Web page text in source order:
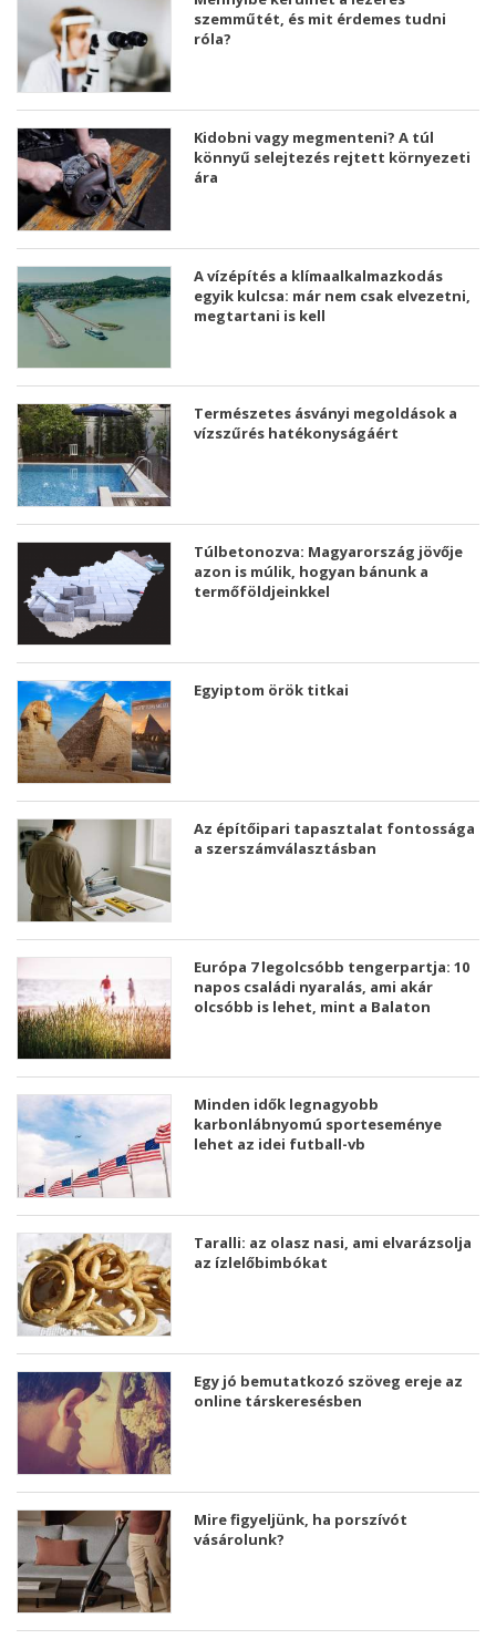
szemműtét, és mit érdemes tudni
róla?
Kidobni vagy megmenteni? A túl
könnyű selejtezés rejtett környezeti
ára
A vízépítés a klímaalkalmazkodás
egyik kulcsa: már nem csak elvezetni,
megtartani is kell
Természetes ásványi megoldások a
vízszűrés hatékonyságáért
Túlbetonozva: Magyarország jövője
azon is múlik, hogyan bánunk a
termőföldjeinkkel
Egyiptom örök titkai
Az építőipari tapasztalat fontossága
a szerszámválasztásban
Európa 7 legolcsóbb tengerpartja: 10
napos családi nyaralás, ami akár
olcsóbb is lehet, mint a Balaton
Minden idők legnagyobb
karbonlábnyomú sporteseménye
lehet az idei futball-vb
Taralli: az olasz nasi, ami elvarázsolja
az ízlelőbimbókat
Egy jó bemutatkozó szöveg ereje az
online társkeresésben
Mire figyeljünk, ha porszívót
vásárolunk?